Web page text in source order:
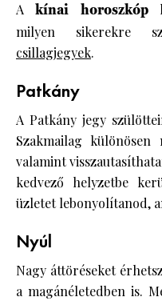
Akínai horoszkóp
milyen sikerekre
csillagjegyek.
Patkány
A Patkány jegy
Szakmailag
valamint
kedvező helyzetbe
üzletet lebonyolítanod,
Nyúl
Nagy áttöréseket
a magánéletedben is.